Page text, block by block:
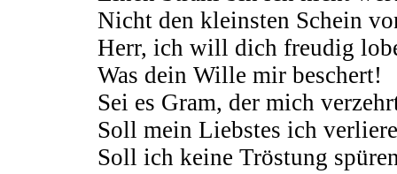
Nicht den kleinsten Schein
Herr, ich will dich freudig
Was dein Wille mir beschert!
Sei es Gram, der mich
Soll mein Liebstes ich
Soll ich keine Tröstung